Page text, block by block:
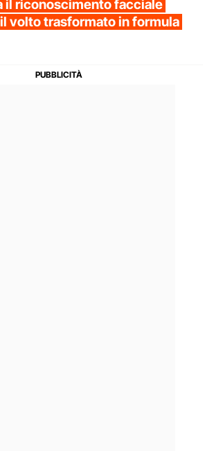
il riconoscimento facciale
volto trasformato in formula